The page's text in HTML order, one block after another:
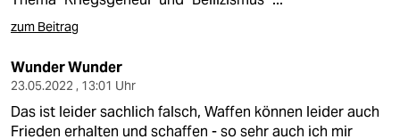
zum Beitrag
Wunder Wunder
23.05.2022 , 13:01 Uhr
Das ist leider sachlich falsch, Waffen können leider auch
Frieden erhalten und schaffen - so sehr auch ich mir